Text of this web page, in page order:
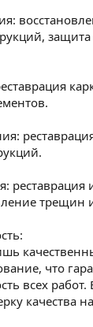
трещин
что
всех работ.
качества